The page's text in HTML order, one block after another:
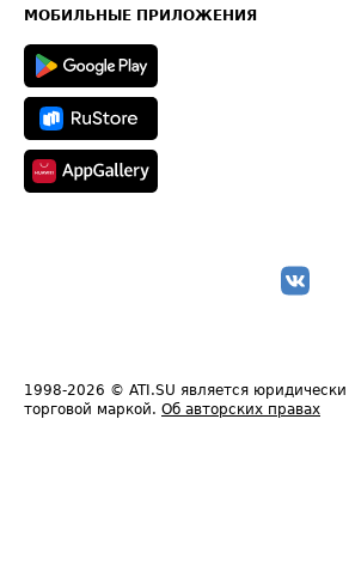
Техническая информация
МОБИЛЬНЫЕ ПРИЛОЖЕНИЯ
1998-2026 © ATI.SU является
торговой маркой. Об авторских правах